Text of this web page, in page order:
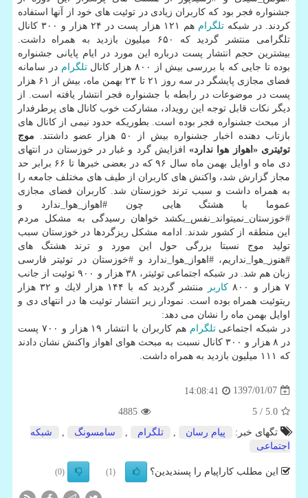
جشنواره فجر بود كه كاربران زیادی در توئیت های خود از آنها استفاده
كردند. در شبكهتلگرام
هم ۱۲۱ هزار پست در ۲۴ هزار و ۳۰۰ كانال
تلگرامی منتشر گردید كه ۶۵۰ میلیون بازدید به همراه داشت.
بیشترین حجم انتشار پست درباره این مورد در ایام پایانی جشنواره
بوده تا جایی كه با بررسی بیش از ۸۰۰ هزار كانال
تلگرام در سامانه
فضای مجازی پایشگر در سه روز ۲۱ تا ۲۳ بهمن ماه، بیش از ۶۱ هزار
پست در موضوعات در رابطه با جشنواره فجر انتشار یافته است. از
دیگر نكات قابل توجه این رویداد، مشاركت خوب كانال های پرطرفدار
از مبحث جشنواره فجر بوده است. بطوریكه حدود نیمی از كانال های
بازتاب دهنده اخبار جشنواره بیش از ۵۰ هزار عضو داشتند.
موج
توئیتری «اهواز هوا ندارد»افزایش گرد و غبار در خوزستان در انتهای
دی ماه و اوایل بهمن ماه سال ۹۶ كه در بعضی خبرها تا ۶۶ برابر حد
مجاز گزارش شد، واكنش های كاربران از طیف های مختلف جامعه را
به همراه داشت و سبب ترند خوزستان شد. كاربران فضای مجازی
عموما با هشتگ هایی چون #اهواز_هوا_ندارد و
#خوزستان_نمیتواند_نفس_بكشد خواهان رسیدگی به مشكل مردم
این منطقه از كشور شدند. ادامه مشكل ریزگردها در خوزستان سبب
تولید موج نسبتا بزرگی حول این مورد و ترند هشتگ های
#هنوز_هوا_نداریم، #اهواز_هوا_ندارد و #خوزستان در توئیتر فارسی
زبان هم شد. در شبكه اجتماعی توئیتر، ۳۸ هزار و ۹۰۰ توئیت از جانب
۷ هزار و ۸۰۰
كاربر
منتشر گردید كه با ۱۴۴ هزار لایك و ۳۲ هزار
ریتوئیت همراه بوده است. نمودار زیر انتشار توئیت ها در انتهای دی و
اوایل بهمن ماه را نشان می دهد:
در شبكه اجتماعیتلگرام
هم كاربران با انتشار ۱۹ هزار و ۷۰۰ پست
در ۸ هزار و ۳۰۰ كانال نسبت به مبحث هوای اهواز واكنش نشان دادند
كه ۱۱۱ میلیون بازدید به همراه داشت.
1397/01/07
14:08:41
5.0
/ 5
4885
تگهای خبر:
پیام رسان تلگرام سامسونگ
شبكه
اجتماعی
این مطلب کاراپیام را پسندیدین؟ (1)
(0)